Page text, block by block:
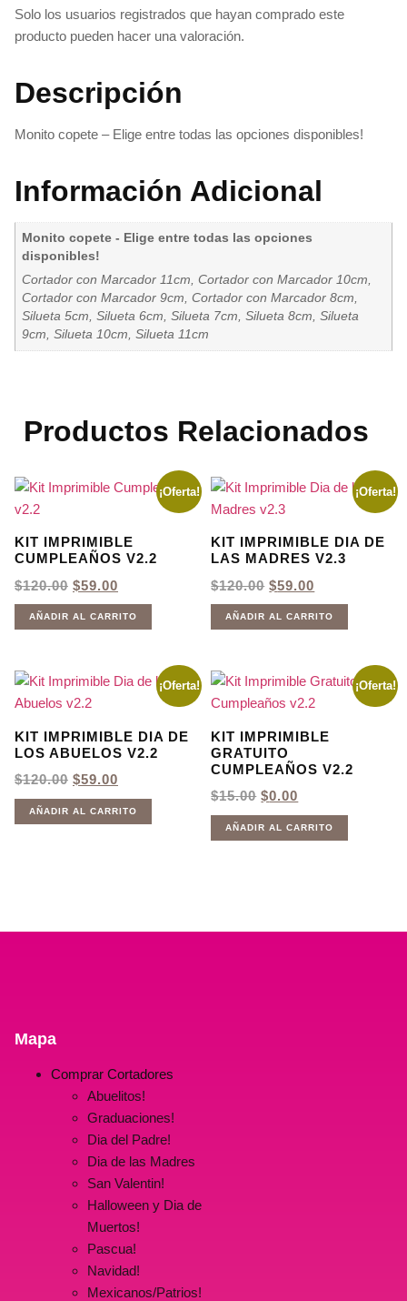
Solo los usuarios registrados que hayan comprado este
producto pueden hacer una valoración.
Descripción
Monito copete – Elige entre todas las opciones disponibles!
Información Adicional
Monito copete - Elige entre todas las opciones
disponibles!
Cortador con Marcador 11cm, Cortador con Marcador 10cm,
Cortador con Marcador 9cm, Cortador con Marcador 8cm,
Silueta 5cm, Silueta 6cm, Silueta 7cm, Silueta 8cm, Silueta
9cm, Silueta 10cm, Silueta 11cm
Productos Relacionados
¡Oferta!
KIT IMPRIMIBLE
CUMPLEAÑOS V2.2
$120.00 EL
PRECIO
ORIGINAL
ERA:
$59.00
PRECIO
ACTUAL
ES:
AÑADIR AL CARRITO
¡Oferta!
KIT IMPRIMIBLE DIA DE
LAS MADRES V2.3
$120.00 EL
PRECIO
ORIGINAL
ERA:
$59.00
PRECIO
ACTUAL
ES:
AÑADIR AL CARRITO
¡Oferta!
KIT IMPRIMIBLE DIA DE
LOS ABUELOS V2.2
$120.00 EL
ORIGINAL
ERA:
$59.00
ACTUAL
ES:
AÑADIR AL CARRITO
¡Oferta!
KIT IMPRIMIBLE
GRATUITO
CUMPLEAÑOS V2.2
$15.00 EL
ORIGINAL
ERA:
$0.00
ACTUAL
ES:
AÑADIR AL CARRITO
Mapa
Comprar Cortadores
Abuelitos!
Graduaciones!
Dia del Padre!
Dia de las Madres
San Valentin!
Halloween y Dia de
Muertos!
Pascua!
Navidad!
Mexicanos/Patrios!